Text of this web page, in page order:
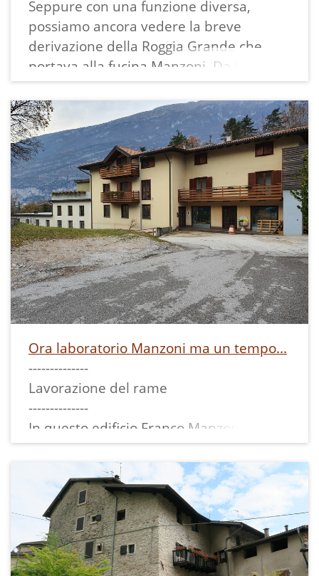
precedente mulino a pietra è conservata
al Museo degli Usi e Costumi della Gente
Trentina di San Michele all’Adige ed una
presso il teatro di Valle a Vezzano.
Come in tutte le famiglie, anche in
questa qualcuno ha cambiato attività:
Quintino e il figlio Giuseppe tra il 1949 e
il 1951 si sono dedicati alla falegnameria
occupandosi di un settore particolare: la
costruzione delle botti.
---
Il lavoro unitario di ricerca sugli opifici ad
acqua della Valle dei Laghi, curato da
Ecomuseo prima della nascita
dell'Archivio della Memoria, è qui
Seppure con una funzione diversa,
possiamo ancora vedere la breve
derivazione della Roggia Grande che
portava alla fucina Manzoni. Da lì partiva
un canale (doccia), prima in legno e poi
sostituito con uno in ferro, che
fiancheggiava l'edificio e portava l'acqua
sopra le ruote idrauliche. L'acqua
tornava quindi subito nella roggia:
energia rinnovabile al 100%.
Ora laboratorio Manzoni ma un tempo...
--------------
Lavorazione del rame
--------------
In questo edificio Franco Manzoni
continua l'attività storica di famiglia di
lavorazione artigianale del rame, con
vendita dei prodotti, iniziata dal
bisnonno Pietro nell'edificio che si trova
poco sotto a questo: